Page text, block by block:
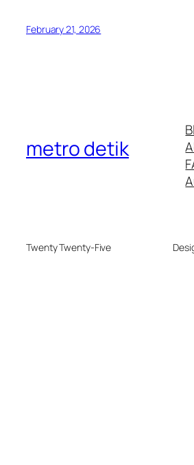
February 21, 2026
metro detik
Twenty Twenty-Five